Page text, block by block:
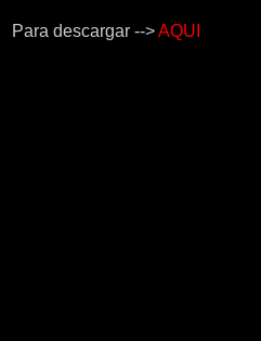
Para descargar -->AQUI